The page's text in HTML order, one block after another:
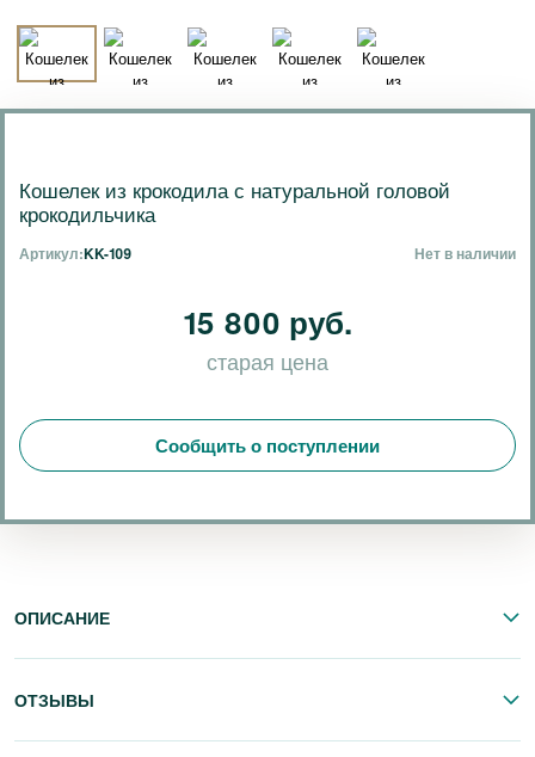
Кошелек из крокодила с натуральной головой
крокодильчика
Артикул:KK-109 Нет в наличии
15 800 руб.
старая цена
Сообщить о поступлении
ОПИСАНИЕ
ОТЗЫВЫ